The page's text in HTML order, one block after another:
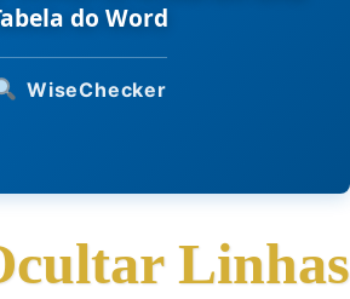
do Word
WiseChecker
Linhas